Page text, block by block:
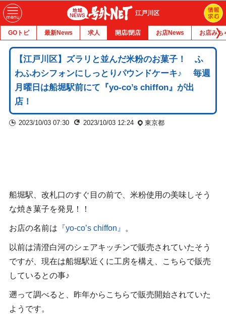
江戸川区
GOトピ 最新News 求人 開店/閉店 お店News お店みち
【江戸川区】ズラリと並んだ米粉のお菓子！ ふ
わふわシフォンにしっとりパウンドケーキ♪ 毎週
月曜日は船堀駅前にて『yo-co’s chiffon』が出
店！
2023/10/03 07:30 2023/10/03 12:24 東京都
船堀駅、改札口のすぐ目の前で、米粉使用の美味しそう
な焼き菓子を発見！！
お店の名前は 『yo-co’s chiffon』 。
以前は清澄白河のシェアキッチンで販売されていたそう
ですが、現在は船堀駅近くに工房を構え、こちらで販売
しているとの事♪
遡って調べると、昨年からこちらで販売開始されていた
ようです。